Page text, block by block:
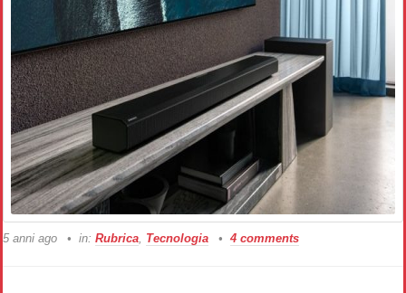
5 anni ago in: Rubrica, Tecnologia 4 comments